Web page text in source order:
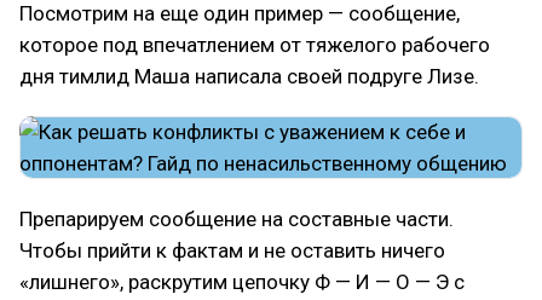
Посмотрим на еще один пример — сообщение,
которое под впечатлением от тяжелого рабочего
дня тимлид Маша написала своей подруге Лизе.
Препарируем сообщение на составные части.
Чтобы прийти к фактам и не оставить ничего
«лишнего», раскрутим цепочку Ф — И — О — Э с